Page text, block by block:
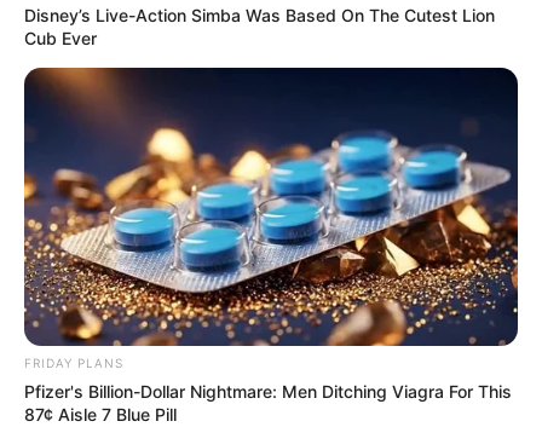
คลิปวีดีโอ ดูดวง ราศีเมถุน (เกิดวันที่ 15 มิ.ย. – 14 ก.ค. )–ดูวิดีโอทั้งหมด กดที่นี่
พบกับ อาจารย์ คฑา ได้ทุกเดือน กับการดูดวงไพ่ยิปซี
ทำนายดวงชะตาของชาวราศี
ไขทุกปัญหา ทุกข้อสงสัย ที่คุณอยากรู้ มีให้คุณ ชาวราศี
(ผู้เกิดวันที่ ) ที่นี่ ทุกคำตอบ
Disney’s Live-Action Simba Was Based On The Cutest Lion
Cub Ever
FRIDAY PLANS
Pfizer's Billion-Dollar Nightmare: Men Ditching Viagra For This
87¢ Aisle 7 Blue Pill